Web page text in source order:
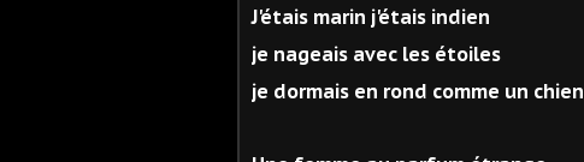
J'étais marin j'étais indien
je nageais avec les étoiles
je dormais en rond comme un chien